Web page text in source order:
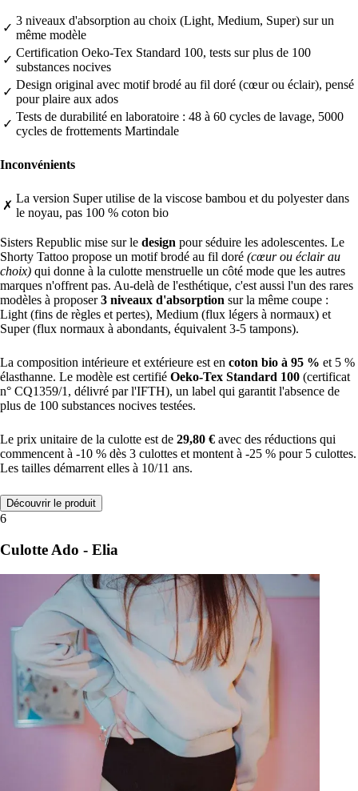
✓
3 niveaux d'absorption au choix (Light, Medium, Super) sur un
même modèle
✓
Certification Oeko-Tex Standard 100, tests sur plus de 100
substances nocives
✓
Design original avec motif brodé au fil doré (cœur ou éclair), pensé
pour plaire aux ados
✓
Tests de durabilité en laboratoire : 48 à 60 cycles de lavage, 5000
cycles de frottements Martindale
Inconvénients
✗
La version Super utilise de la viscose bambou et du polyester dans
le noyau, pas 100 % coton bio
Sisters Republic mise sur le design pour séduire les adolescentes. Le
Shorty Tattoo propose un motif brodé au fil doré (cœur ou éclair au
choix) qui donne à la culotte menstruelle un côté mode que les autres
marques n'offrent pas. Au-delà de l'esthétique, c'est aussi l'un des rares
modèles à proposer3 niveaux d'absorption sur la même coupe :
Light (fins de règles et pertes), Medium (flux légers à normaux) et
Super (flux normaux à abondants, équivalent 3-5 tampons).
La composition intérieure et extérieure est en coton bio à 95 % et 5 %
élasthanne. Le modèle est certifié Oeko-Tex Standard 100 (certificat
n° CQ1359/1, délivré par l'IFTH), un label qui garantit l'absence de
plus de 100 substances nocives testées.
Le prix unitaire de la culotte est de 29,80 € avec des réductions qui
commencent à -10 % dès 3 culottes et montent à -25 % pour 5 culottes.
Les tailles démarrent elles à 10/11 ans.
Découvrir le produit
6
Culotte Ado - Elia